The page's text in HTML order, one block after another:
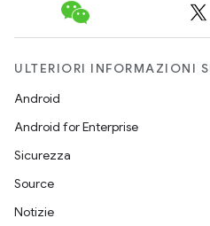
ULTERIORI INFORMAZIONI
Android
Android for Enterprise
Sicurezza
Source
Notizie